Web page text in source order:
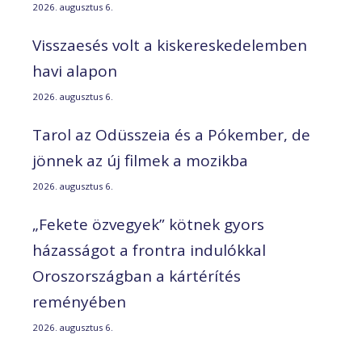
2026. augusztus 6.
Visszaesés volt a kiskereskedelemben
havi alapon
2026. augusztus 6.
Tarol az Odüsszeia és a Pókember, de
jönnek az új filmek a mozikba
2026. augusztus 6.
„Fekete özvegyek” kötnek gyors
házasságot a frontra indulókkal
Oroszországban a kártérítés
reményében
2026. augusztus 6.